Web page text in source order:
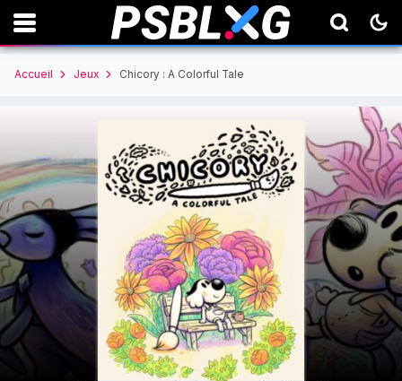
Accueil Jeux Chicory : A Colorful Tale